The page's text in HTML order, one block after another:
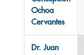
Ochoa
Cervantes
Dr. Juan